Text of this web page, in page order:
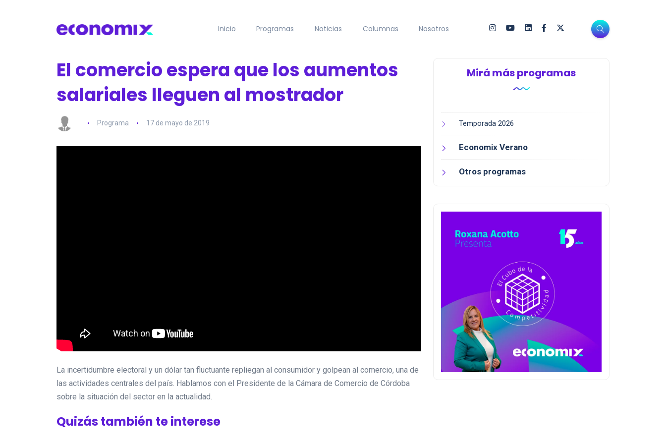
Inicio Programas Noticias Columnas Nosotros
El comercio espera que los aumentos
salariales lleguen al mostrador
Programa 17 de mayo de 2019
La incertidumbre electoral y un dólar tan fluctuante repliegan al consumidor y golpean al comercio, una de
las actividades centrales del país. Hablamos con el Presidente de la Cámara de Comercio de Córdoba
sobre la situación del sector en la actualidad.
Quizás también te interese
Mirá más programas
Temporada 2026
Economix Verano
Otros programas